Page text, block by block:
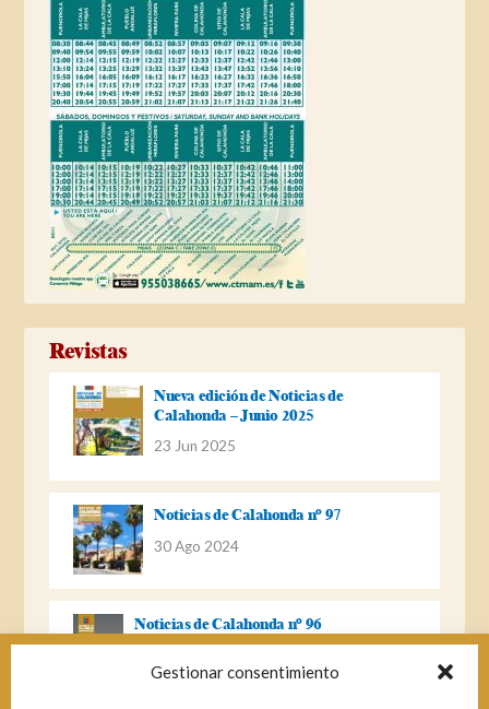
Gestionar consentimiento
Revistas
Nueva edición de Noticias de
Calahonda – Junio 2025
23 Jun 2025
Noticias de Calahonda nº 97
30 Ago 2024
Noticias de Calahonda nº 96